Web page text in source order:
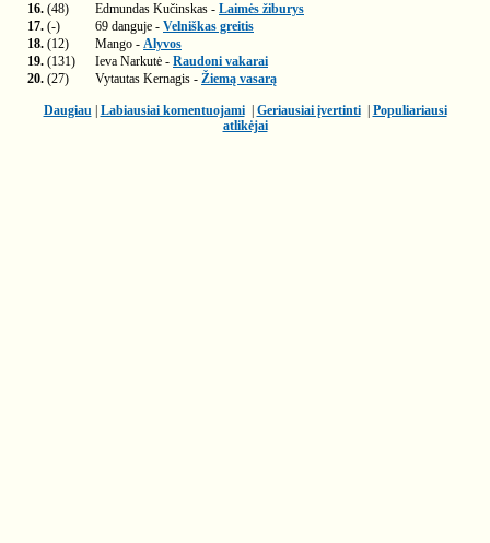
16. (48) Edmundas Kučinskas - Laimės žiburys
17. (-) 69 danguje - Velniškas greitis
18. (12) Mango - Alyvos
19. (131) Ieva Narkutė - Raudoni vakarai
20. (27) Vytautas Kernagis - Žiemą vasarą
Daugiau| Labiausiai komentuojami| Geriausiai įvertinti| Populiariausi
atlikėjai